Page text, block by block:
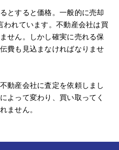
とすると価格。一般的に売却
われています。不動産会社は買
せん。しかし確実に売れる保
費も見込まなければなりませ
動産会社に査定を依頼しまし
よって変わり、買い取ってく
ません。